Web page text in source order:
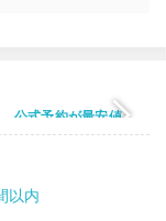
公式予約が最安値
以内